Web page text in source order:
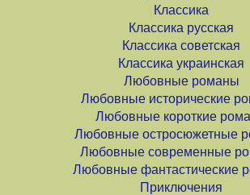
Классика
Классика русская
Классика советская
Классика украинская
Любовные романы
Любовные исторические
Любовные короткие
Любовные остросюжетные
Любовные современные
Любовные фантастические
Приключения